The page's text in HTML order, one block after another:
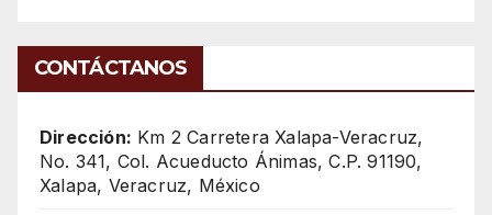
CONTÁCTANOS
Dirección: Km 2 Carretera Xalapa-Veracruz,
No. 341, Col. Acueducto Ánimas, C.P. 91190,
Xalapa, Veracruz, México